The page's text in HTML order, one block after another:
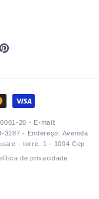
Pinterest
20 - E-mail:
3287 - Endereço: Avenida
- torre. 1 - 1004 Cep
de privacidade